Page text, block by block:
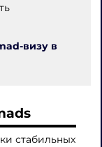
визу в
стабильных